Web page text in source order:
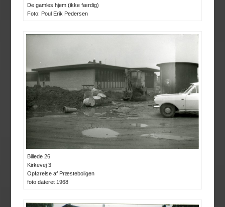
De gamles hjem (ikke færdig)
Foto: Poul Erik Pedersen
Billede 26
Kirkevej 3
Opførelse af Præsteboligen
foto dateret 1968